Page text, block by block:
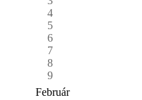
4
5
6
7
8
9
Február